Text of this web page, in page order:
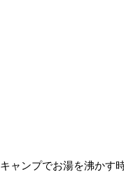
キャンプでお湯を沸かす